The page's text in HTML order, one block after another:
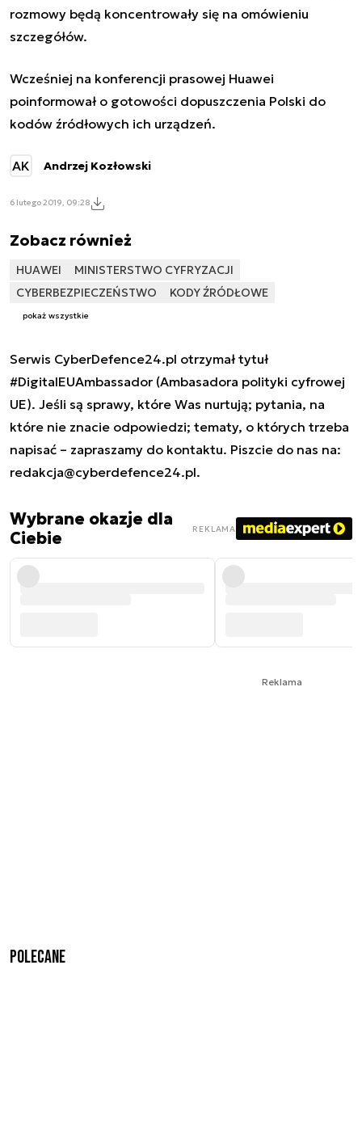
rozmowy będą koncentrowały się na omówieniu
szczegółów.
Wcześniej na konferencji prasowej Huawei
poinformował o gotowości dopuszczenia Polski do
kodów źródłowych ich urządzeń.
AK Andrzej Kozłowski
6 lutego 2019, 09:28
Zobacz również
HUAWEI
MINISTERSTWO CYFRYZACJI
CYBERBEZPIECZEŃSTWO
KODY ŹRÓDŁOWE
pokaż wszystkie
Serwis CyberDefence24.pl otrzymał tytuł
#DigitalEUAmbassador (Ambasadora polityki cyfrowej
UE). Jeśli są sprawy, które Was nurtują; pytania, na
które nie znacie odpowiedzi; tematy, o których trzeba
napisać – zapraszamy do kontaktu. Piszcie do nas na:
redakcja@cyberdefence24.pl.
Wybrane okazje dla
Ciebie
REKLAMA
Reklama
Polecane